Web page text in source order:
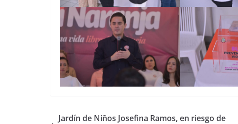
Jardín de Niños Josefina Ramos, en riesgo de